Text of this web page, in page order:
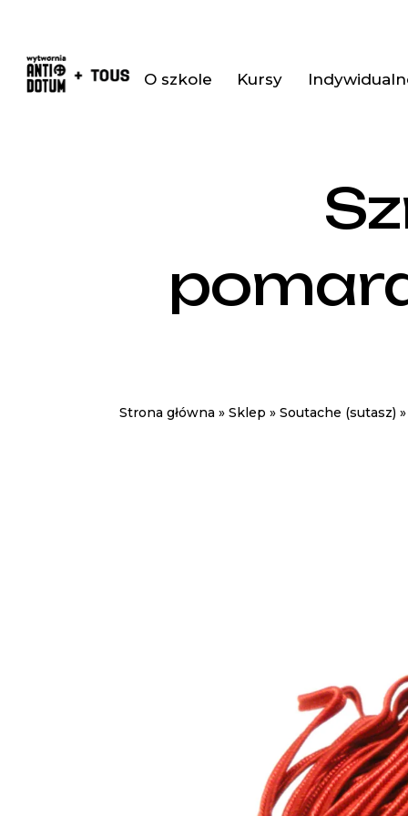
O szkole Kursy
Strona główna » Sklep » Soutache (sutasz)